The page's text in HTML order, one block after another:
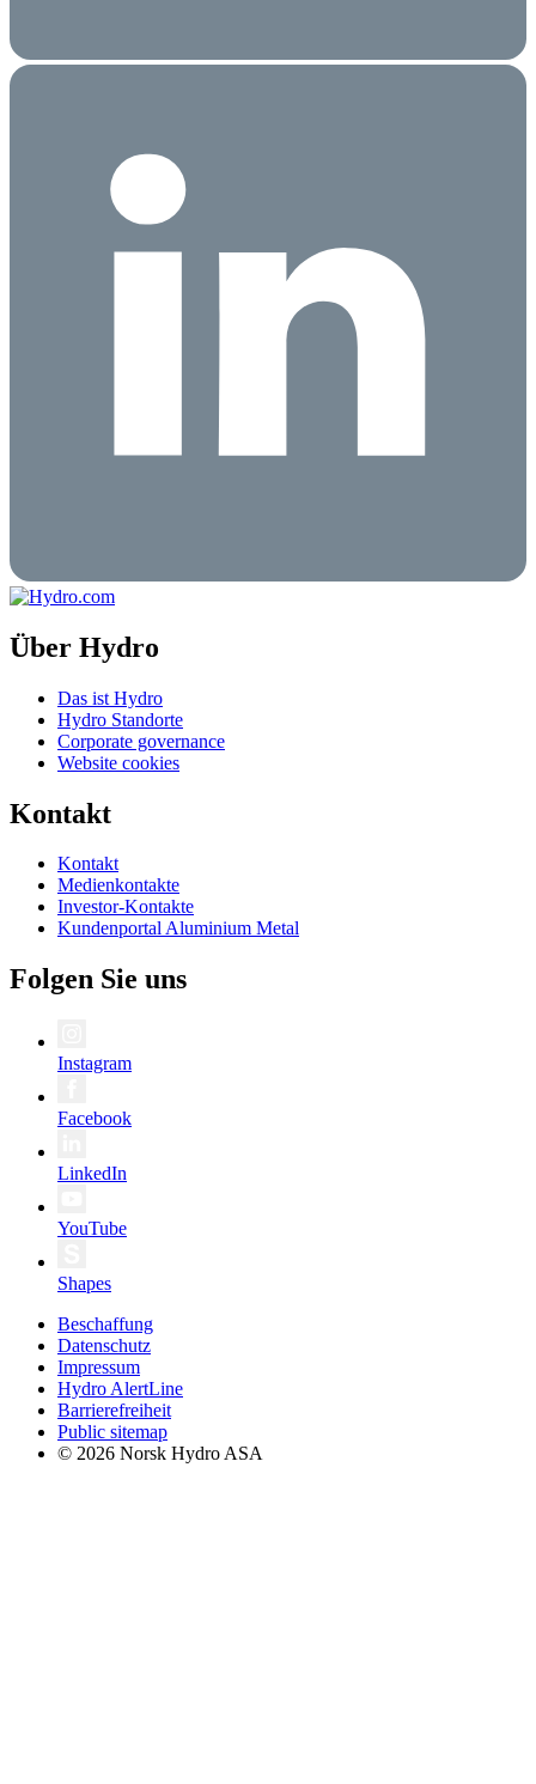
Über Hydro
Das ist Hydro
Hydro Standorte
Corporate governance
Website cookies
Kontakt
Kontakt
Medienkontakte
Investor-Kontakte
Kundenportal Aluminium Metal
Folgen Sie uns
Instagram
Facebook
LinkedIn
YouTube
Shapes
Beschaffung
Datenschutz
Impressum
Hydro AlertLine
Barrierefreiheit
Public sitemap
© 2026 Norsk Hydro ASA